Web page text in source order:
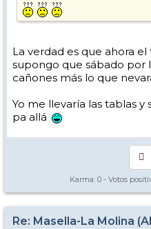
La verdad es que ahora
supongo que sábado por
cañones más lo que
Yo me llevaría las tablas y
pa allá
Karma: 0 - Votos
Re: Masella-La Molina